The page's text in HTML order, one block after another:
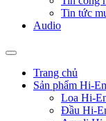
Tin tức
Audio
Trang chủ
Sản phẩm Hi-
Loa Hi-
Đầu Hi-